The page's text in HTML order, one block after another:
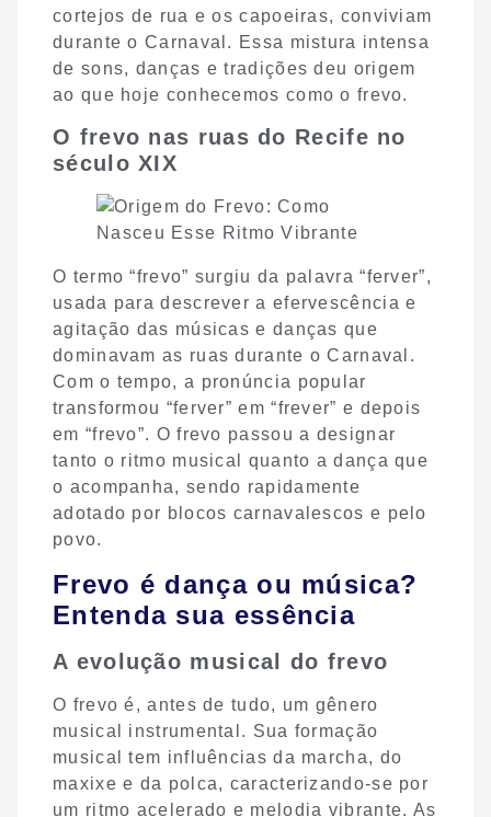
cortejos de rua e os capoeiras, conviviam
durante o Carnaval. Essa mistura intensa
de sons, danças e tradições deu origem
ao que hoje conhecemos como o frevo.
O frevo nas ruas do Recife no
século XIX
O termo “frevo” surgiu da palavra “ferver”,
usada para descrever a efervescência e
agitação das músicas e danças que
dominavam as ruas durante o Carnaval.
Com o tempo, a pronúncia popular
transformou “ferver” em “frever” e depois
em “frevo”. O frevo passou a designar
tanto o ritmo musical quanto a dança que
o acompanha, sendo rapidamente
adotado por blocos carnavalescos e pelo
povo.
Frevo é dança ou música?
Entenda sua essência
A evolução musical do frevo
O frevo é, antes de tudo, um gênero
musical instrumental. Sua formação
musical tem influências da marcha, do
maxixe e da polca, caracterizando-se por
um ritmo acelerado e melodia vibrante. As